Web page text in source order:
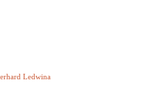
Ledwina